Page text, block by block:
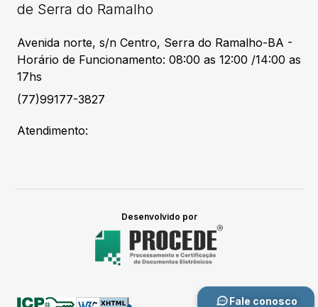
Fale conosco
de Serra do Ramalho
Avenida norte, s/n Centro, Serra do Ramalho-BA -
Horário de Funcionamento: 08:00 as 12:00 /14:00 as
17hs
(77)99177-3827
Atendimento:
Desenvolvido por